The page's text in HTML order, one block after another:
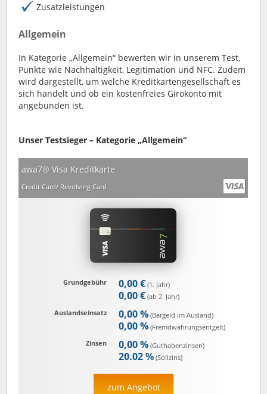
Zusatzleistungen
Allgemein
In Kategorie „Allgemein“ bewerten wir in unserem Test,
Punkte wie Nachhaltigkeit, Legitimation und NFC. Zudem
wird dargestellt, um welche Kreditkartengesellschaft es
sich handelt und ob ein kostenfreies Girokonto mit
angebunden ist.
Unser Testsieger – Kategorie „Allgemein“
awa7® Visa Kreditkarte
Credit Card/ Revolving Card
Grundgebühr 0,00 € (1. Jahr)
0,00 € (ab 2. Jahr)
Auslandseinsatz
0,00 % (Bargeld im Ausland)
0,00 % (Fremd­währungs­entgelt)
Zinsen
0,00 % (Guthaben­zinsen)
20.02 % (Sollzins)
zum Angebot